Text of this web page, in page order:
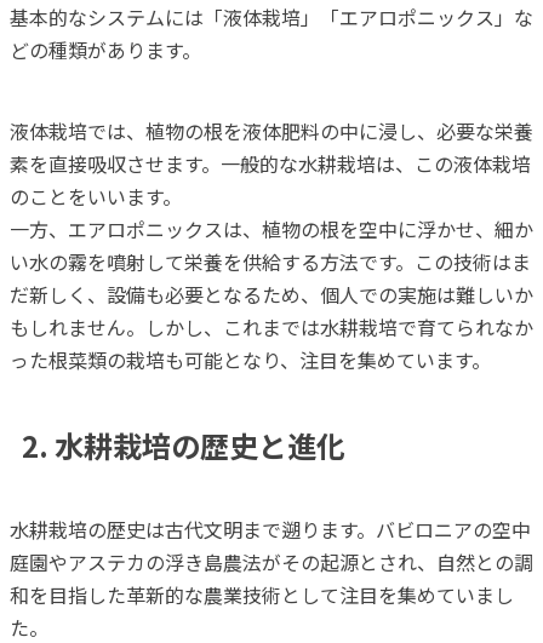
基本的なシステムには「液体栽培」「エアロポニックス」な
どの種類があります。
液体栽培では、植物の根を液体肥料の中に浸し、必要な栄養
素を直接吸収させます。一般的な水耕栽培は、この液体栽培
のことをいいます。
一方、エアロポニックスは、植物の根を空中に浮かせ、細か
い水の霧を噴射して栄養を供給する方法です。この技術はま
だ新しく、設備も必要となるため、個人での実施は難しいか
もしれません。しかし、これまでは水耕栽培で育てられなか
った根菜類の栽培も可能となり、注目を集めています。
2. 水耕栽培の歴史と進化
水耕栽培の歴史は古代文明まで遡ります。バビロニアの空中
庭園やアステカの浮き島農法がその起源とされ、自然との調
和を目指した革新的な農業技術として注目を集めていまし
た。